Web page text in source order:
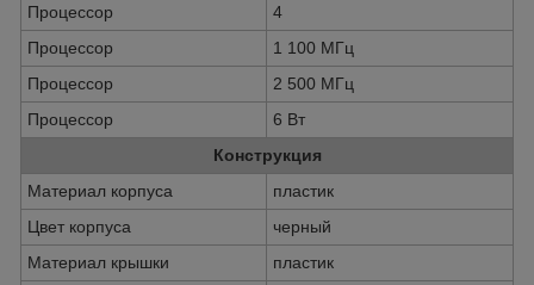
Процессор
4
Процессор
1 100 МГц
Процессор
2 500 МГц
Процессор
6 Вт
Конструкция
Материал корпуса
пластик
Цвет корпуса
черный
Материал крышки
пластик